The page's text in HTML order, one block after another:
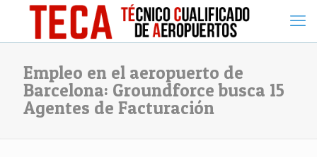
Empleo en el aeropuerto de
Barcelona: Groundforce busca 15
Agentes de Facturación